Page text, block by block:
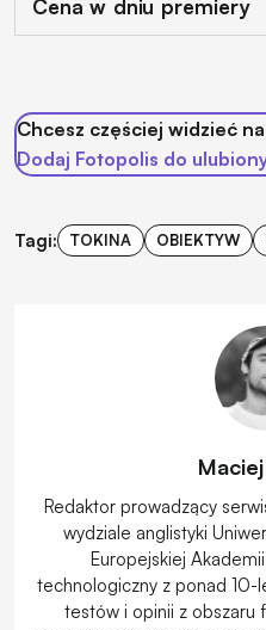
Cena w dniu premiery
Chcesz częściej widzieć
Dodaj Fotopolis do
Tagi: TOKINA OBIEKTYW
Redaktor prowadzący
wydziale anglistyki
Europejskiej
technologiczny z ponad 10-
testów i opinii z